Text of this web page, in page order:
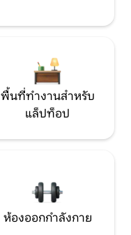
พื้นที่ทำงานสำหรับ
แล็ปท็อป
ห้องออกกำลังกาย